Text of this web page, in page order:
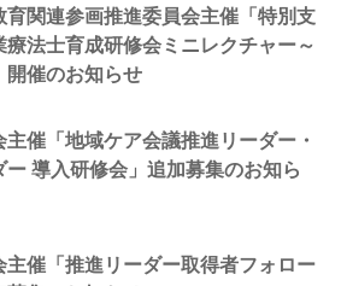
育関連参画推進委員会主催「特別支
法士育成研修会ミニレクチャー～
開催のお知らせ
催「地域ケア会議推進リーダー・
導入研修会」追加募集のお知ら
主催「推進リーダー取得者フォロー